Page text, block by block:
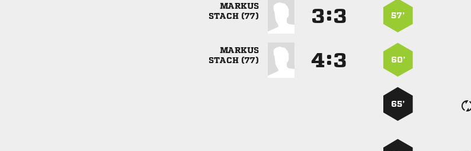

 
: 57’

 
: 60’
65’